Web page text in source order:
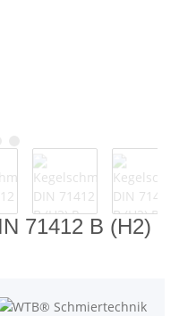
71412 B (H2)